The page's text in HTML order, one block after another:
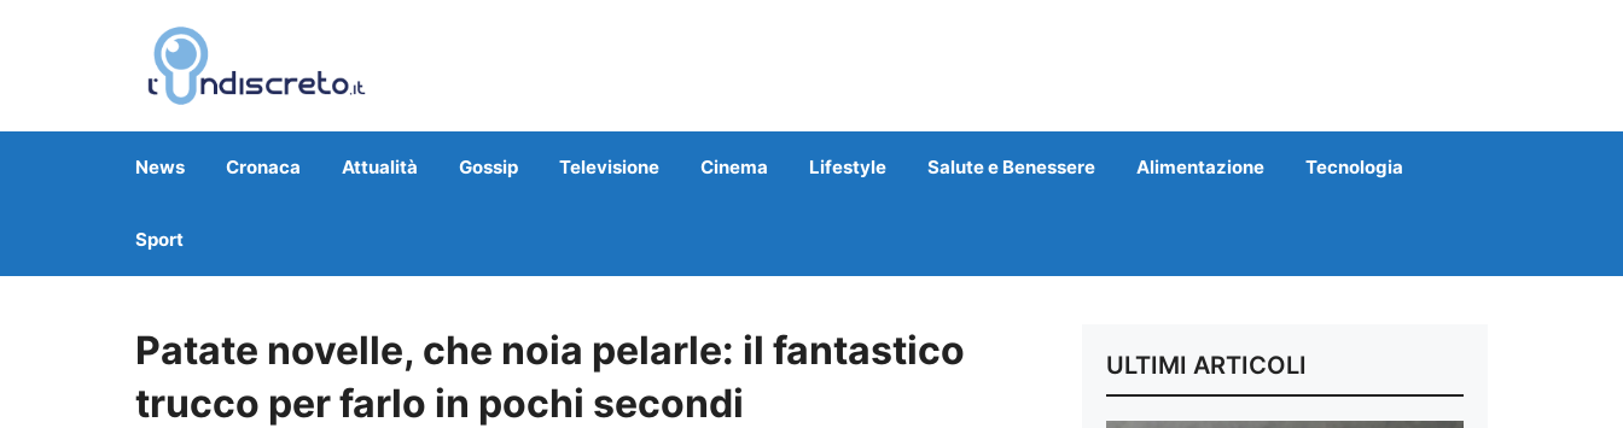
News Cronaca Attualità Gossip Televisione Cinema Lifestyle Salute e Benessere Alimentazione Tecnologia
Sport
Patate novelle, che noia pelarle: il fantastico
trucco per farlo in pochi secondi
ULTIMI ARTICOLI